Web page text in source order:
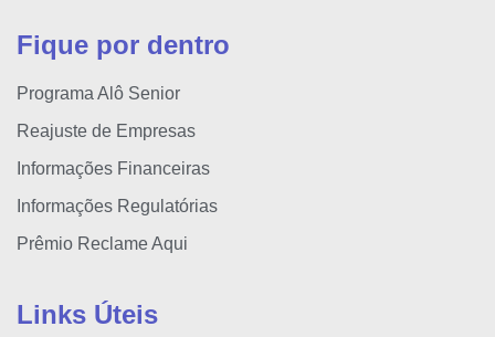
Fique por dentro
Programa Alô Senior
Reajuste de Empresas
Informações Financeiras
Informações Regulatórias
Prêmio Reclame Aqui
Links Úteis